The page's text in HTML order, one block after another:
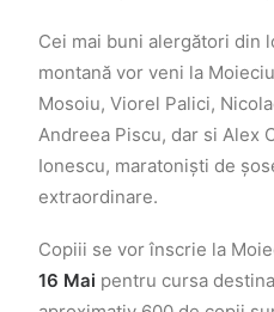
Cei mai buni alergători din
montană vor veni la
Mosoiu, Viorel Palici,
Andreea Piscu, dar si Alex
Ionescu, maratoniști de
extraordinare.
Copiii se vor înscrie la
16 Mai pentru cursa